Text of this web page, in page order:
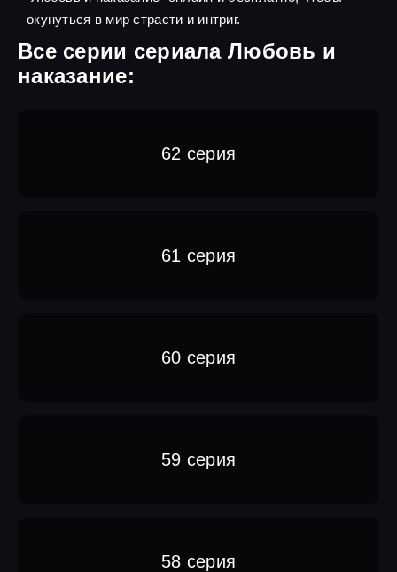
окунуться в мир страсти и интриг.
Все серии сериала Любовь и
наказание:
62 серия
61 серия
60 серия
59 серия
58 серия